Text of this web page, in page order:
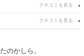
のかしら。